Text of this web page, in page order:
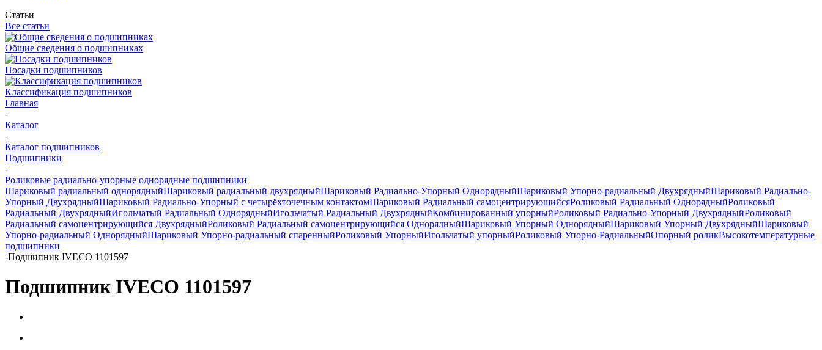
Статьи
Все статьи
Общие сведения о подшипниках
Посадки подшипников
Классификация подшипников
Главная
-
Каталог
-
Каталог подшипников
Подшипники
-
Роликовые радиально-упорные однорядные подшипники
Шариковый радиальный однорядныйШариковый радиальный двухрядныйШариковый Радиально-Упорный ОднорядныйШариковый Упорно-радиальный ДвухрядныйШариковый Радиально-
Упорный ДвухрядныйШариковый Радиально-Упорный с четырёхточечным контактомШариковый Радиальный самоцентрирующийсяРоликовый Радиальный ОднорядныйРоликовый
Радиальный ДвухрядныйИгольчатый Радиальный ОднорядныйИгольчатый Радиальный ДвухрядныйКомбинированный упорныйРоликовый Радиально-Упорный ДвухрядныйРоликовый
Радиальный самоцентрирующийся ДвухрядныйРоликовый Радиальный самоцентрирующийся ОднорядныйШариковый Упорный ОднорядныйШариковый Упорный ДвухрядныйШариковый
Упорно-радиальный ОднорядныйШариковый Упорно-радиальный спаренныйРоликовый УпорныйИгольчатый упорныйРоликовый Упорно-РадиальныйОпорный роликВысокотемпературные
подшипники
-Подшипник IVECO 1101597
Подшипник IVECO 1101597